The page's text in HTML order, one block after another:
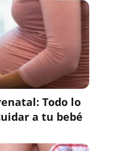
Todo lo
a tu bebé